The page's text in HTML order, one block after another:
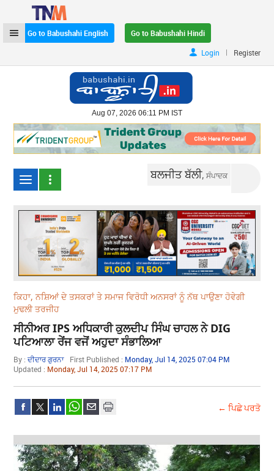
Go to Babushahi English
Go to Babushahi Hindi
Login
| Register
Aug 07, 2026 06:11 PM IST
ਬਲਜੀਤ ਬੱਲੀ,ਸੰਪਾਦਕ
ਕਿਹਾ, ਨਸ਼ਿਆਂ ਦੇ ਤਸਕਰਾਂ ਤੇ ਸਮਾਜ ਵਿਰੋਧੀ ਅਨਸਰਾਂ ਨੂੰ ਨੱਥ ਪਾਉਣਾ ਹੋਵੇਗੀ
ਮੁਢਲੀ ਤਰਜੀਹ
ਸੀਨੀਅਰ IPS ਅਧਿਕਾਰੀ ਕੁਲਦੀਪ ਸਿੰਘ ਚਾਹਲ ਨੇ DIG
ਪਟਿਆਲਾ ਰੇਂਜ ਵਜੋਂ ਅਹੁਦਾ ਸੰਭਾਲਿਆ
By :ਦੀਦਾਰ ਗੁਰਨਾ First Published : Monday, Jul 14, 2025 07:04 PM
Updated : Monday, Jul 14, 2025 07:17 PM
← ਪਿਛੇ ਪਰਤੋ